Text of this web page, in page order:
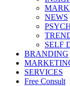
NEWS
SELF
BRANDING
SERVICES
Free Consult